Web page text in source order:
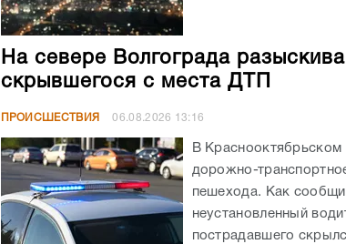
На севере Волгограда
скрывшегося с места ДТП
ПРОИСШЕСТВИЯ 06.08.2026 13:16
В
дорожно-
пешехода. Как
неустановленный
пострадавшего